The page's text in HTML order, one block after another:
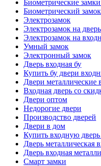
Биометрические
Биометрический
Электрозамок
Электрозамок на дверь
Электрозамок на
Умный замок
Электронный замок
Дверь входная бу
Купить бу двери
Двери металлические
Входная дверь со
Двери оптом
Недорогие двери
Производство дверей
Двери в дом
Купить входную дверь
Дверь металлическая
Дверь входная
Смарт замки